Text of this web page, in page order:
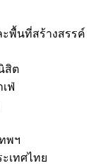
พื้นที่สร้างสรรค์
สิต
ฟ่
พฯ
เทศไทย